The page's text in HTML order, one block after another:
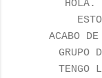
HOLA.
ACABO
GRUPO
TENGO